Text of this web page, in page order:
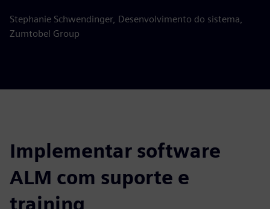
Stephanie Schwendinger, Desenvolvimento do sistema,
Zumtobel Group
Implementar software
ALM com suporte e
training